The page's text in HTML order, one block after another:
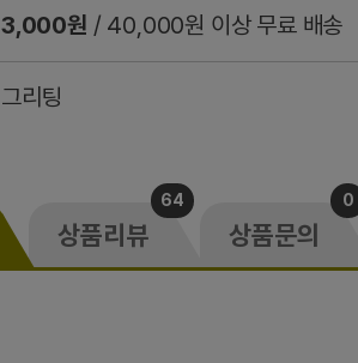
3,000원 / 40,000원 이상 무료 배송
그리팅
상품리뷰
64
상품문의
0